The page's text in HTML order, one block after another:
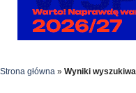
Strona główna » Wyniki